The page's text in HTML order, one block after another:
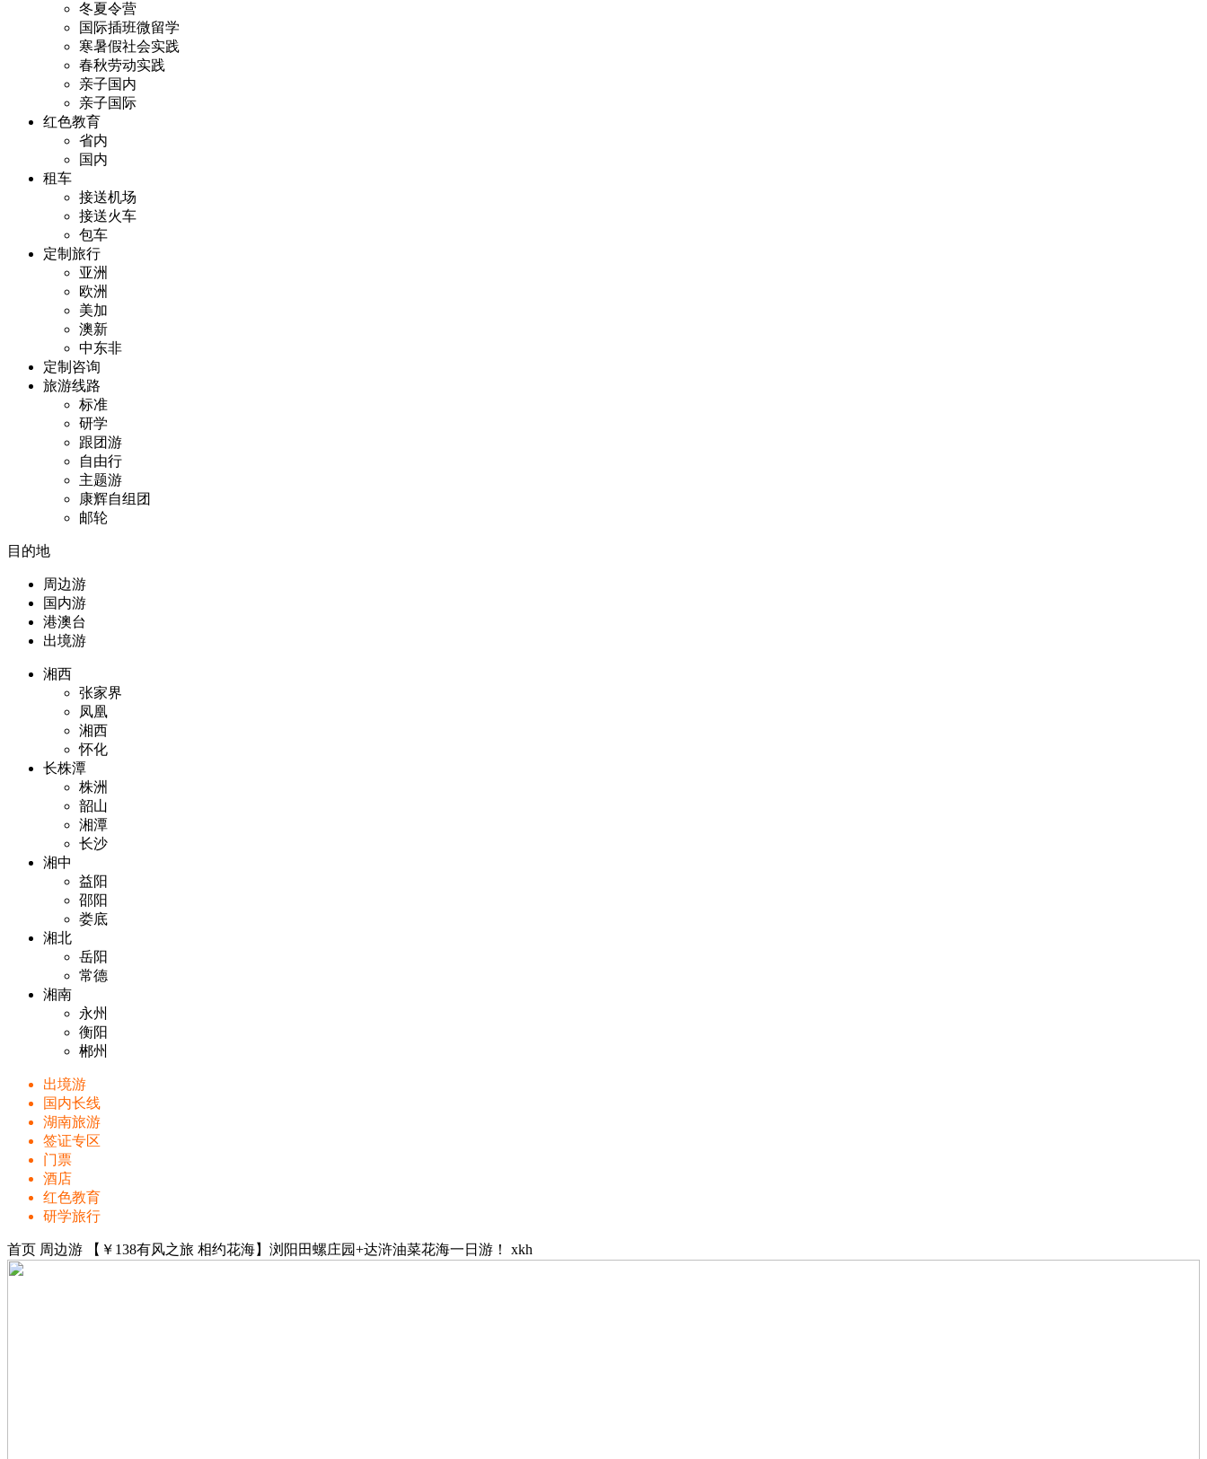
冬夏令营
国际插班微留学
寒暑假社会实践
春秋劳动实践
亲子国内
亲子国际
红色教育
省内
国内
租车
接送机场
接送火车
包车
定制旅行
亚洲
欧洲
美加
澳新
中东非
定制咨询
旅游线路
标准
研学
跟团游
自由行
主题游
康辉自组团
邮轮
目的地
周边游
国内游
港澳台
出境游
湘西
张家界
凤凰
湘西
怀化
长株潭
株洲
韶山
湘潭
长沙
湘中
益阳
邵阳
娄底
湘北
岳阳
常德
湘南
永州
衡阳
郴州
出境游
国内长线
湖南旅游
签证专区
门票
酒店
红色教育
研学旅行
首页 周边游 【￥138有风之旅 相约花海】浏阳田螺庄园+达浒油菜花海一日游！ xkh